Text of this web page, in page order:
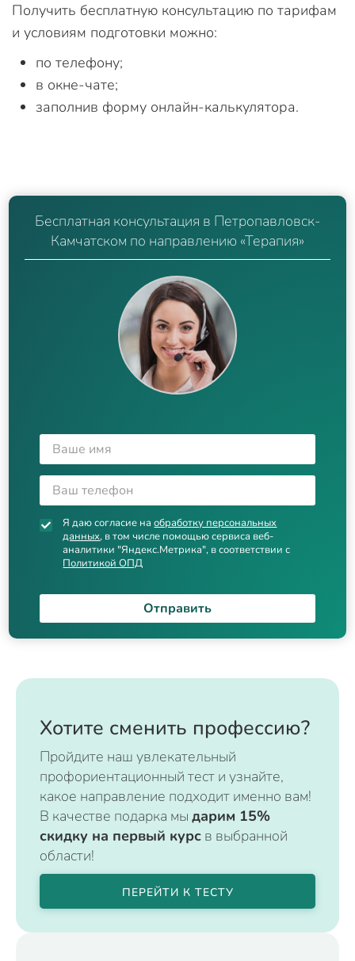
Получить бесплатную консультацию по тарифам
и условиям подготовки можно:
по телефону;
в окне-чате;
заполнив форму онлайн-калькулятора.
Бесплатная консультация в Петропавловск-
Камчатском по направлению «Терапия»
Я даю согласие наобработку персональных
данных, в том числе помощью сервиса веб-
аналитики "Яндекс.Метрика", в соответствии с
Политикой ОПД
Отправить
Хотите сменить профессию?
Пройдите наш увлекательный
профориентационный тест и узнайте,
какое направление подходит именно вам!
В качестве подарка мы дарим 15%
скидку на первый курс в выбранной
области!
ПЕРЕЙТИ К ТЕСТУ